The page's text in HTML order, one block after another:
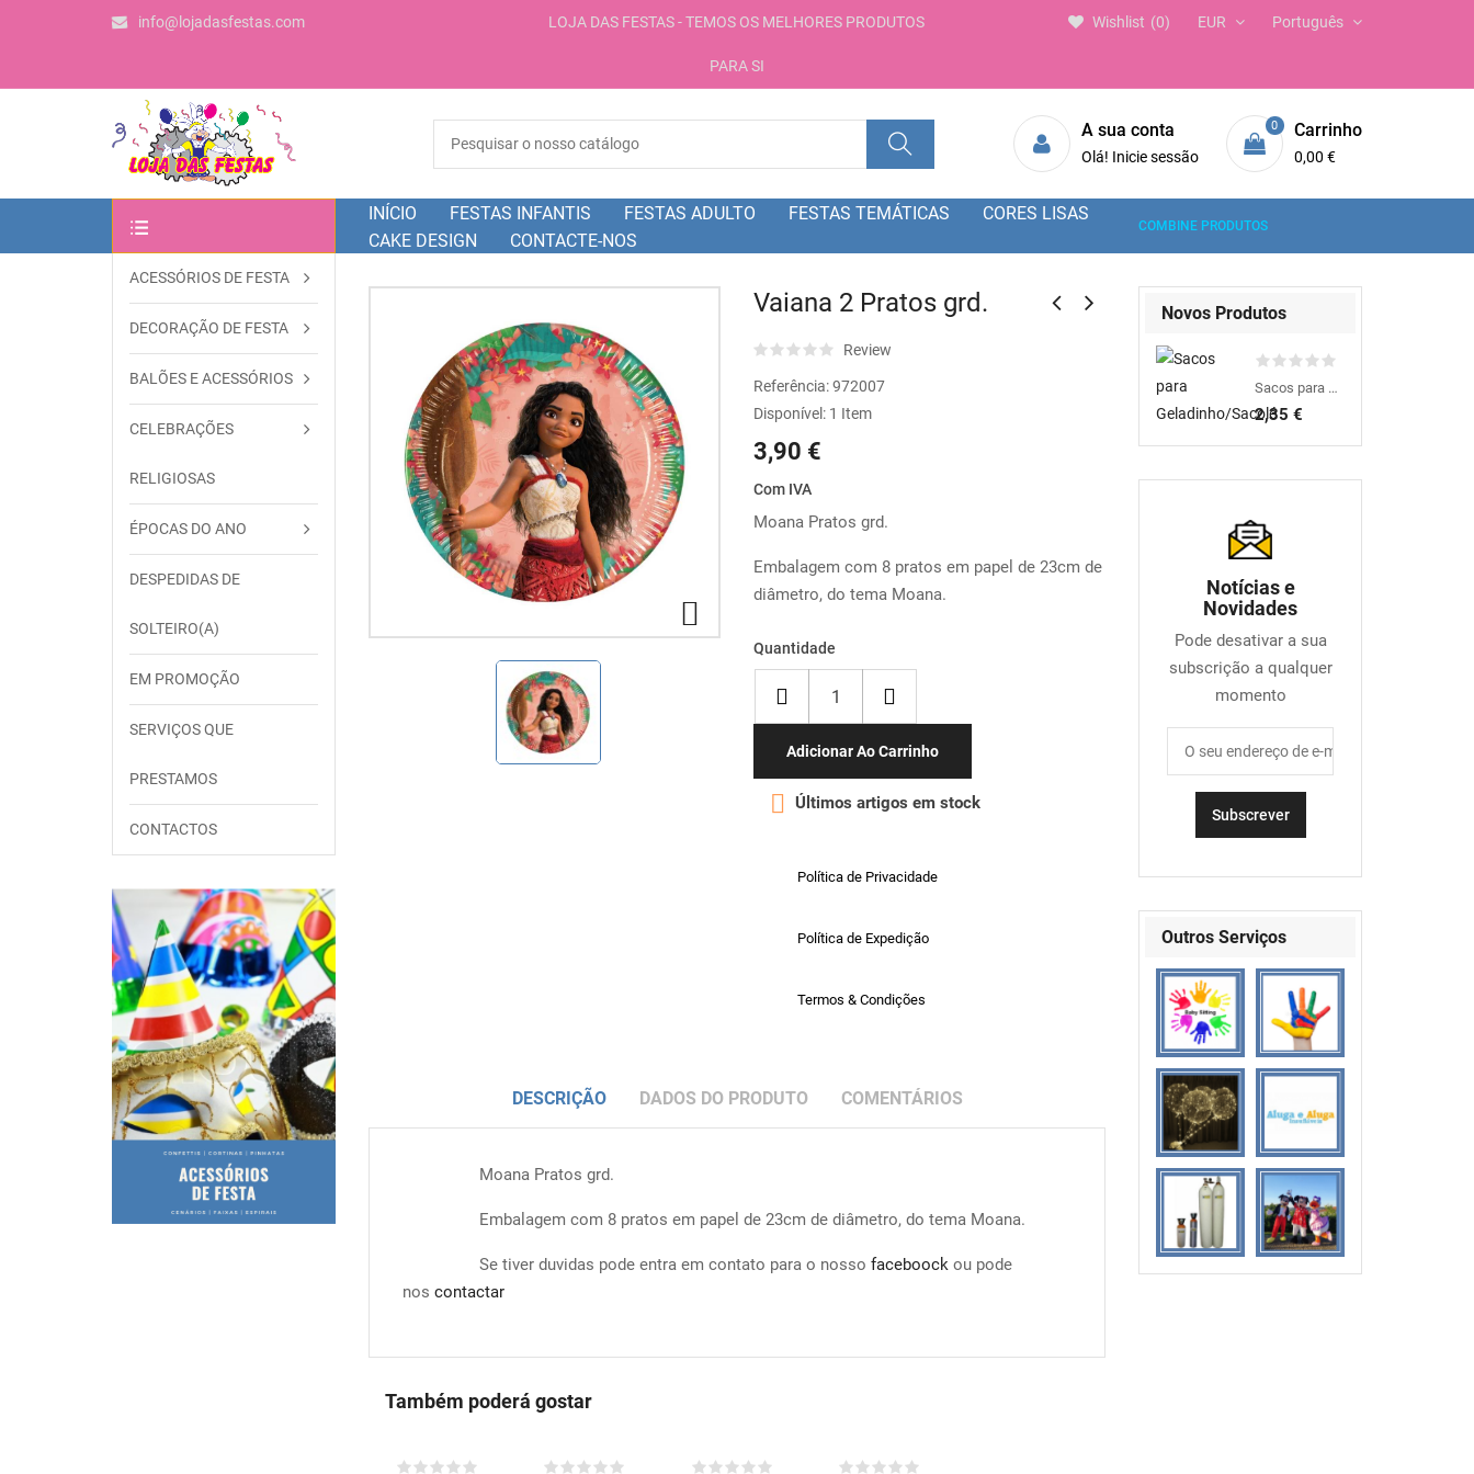
info@lojadasfestas.com LOJA DAS FESTAS - TEMOS OS MELHORES PRODUTOS
PARA SI
Português
EUR
Wishlist 0
A sua conta
Olá! Inicie sessão
0 Carrinho
0,00 €
INÍCIO FESTAS INFANTIS FESTAS ADULTO FESTAS TEMÁTICAS
CORES LISAS
CAKE DESIGN
CONTACTE-NOS
COMBINE PRODUTOS
OUTRAS CATEGORIAS
ACESSÓRIOS DE FESTA
DECORAÇÃO DE FESTA
BALÕES E ACESSÓRIOS
CELEBRAÇÕES
RELIGIOSAS
ÉPOCAS DO ANO
DESPEDIDAS DE
SOLTEIRO(A)
EM PROMOÇÃO
SERVIÇOS QUE
PRESTAMOS
CONTACTOS

Vaiana 2 Pratos grd.
Review
Referência:972007
Disponível: 1 Item
3,90 €
Com IVA
Moana Pratos grd.
Embalagem com 8 pratos em papel de 23cm de
diâmetro, do tema Moana.
Quantidade
Adicionar Ao Carrinho
 Últimos artigos em stock
Política de Privacidade
Política de Expedição
Termos & Condições
DESCRIÇÃO DADOS DO PRODUTO COMENTÁRIOS
Moana Pratos grd.
Embalagem com 8 pratos em papel de 23cm de diâmetro, do tema Moana.
Se tiver duvidas pode entra em contato para o nosso faceboock ou pode
nos contactar
Também poderá gostar
Novos Produtos
Sacos para Geladinho/Sacolé
2,35 €
Notícias e
Novidades
Pode desativar a sua
subscrição a qualquer
momento
Outros Serviços